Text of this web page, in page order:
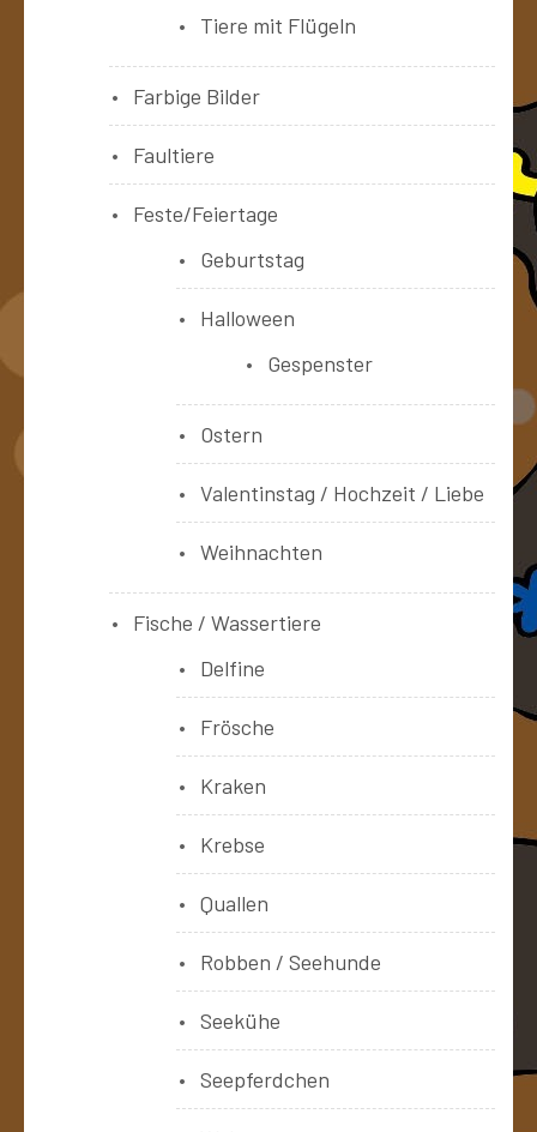
Tiere mit Flügeln
Farbige Bilder
Faultiere
Feste/Feiertage
Geburtstag
Halloween
Gespenster
Ostern
Valentinstag / Hochzeit / Liebe
Weihnachten
Fische / Wassertiere
Delfine
Frösche
Kraken
Krebse
Quallen
Robben / Seehunde
Seekühe
Seepferdchen